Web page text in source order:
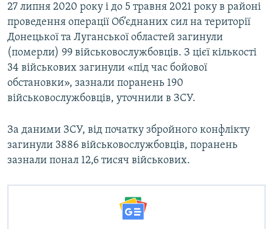
27 липня 2020 року і до 5 травня 2021 року в районі
проведення операції Об’єднаних сил на території
Донецької та Луганської областей загинули
(померли) 99 військовослужбовців. З цієї кількості
34 військових загинули «під час бойової
обстановки», зазнали поранень 190
військовослужбовців, уточнили в ЗСУ.
За даними ЗСУ, від початку збройного конфлікту
загинули 3886 військовослужбовців, поранень
зазнали понал 12,6 тисяч військових.